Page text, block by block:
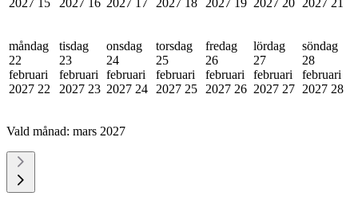
måndag
22
februari
2027 22
tisdag
23
februari
2027 23
onsdag
24
februari
2027 24
torsdag
25
februari
2027 25
fredag
26
februari
2027 26
lördag
27
februari
2027 27
söndag
28
februari
2027 28
Vald månad: mars 2027